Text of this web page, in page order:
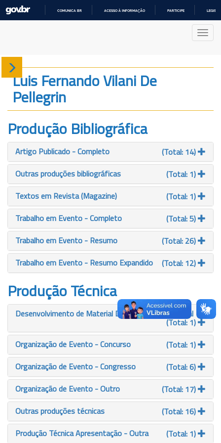
COMUNICA BR ACESSO À INFORMAÇÃO PARTICIPE
Sobre
Produção
Projetos
Gráficos
Luis Fernando Vilani De
Pellegrin
Produção Bibliográfica
Artigo Publicado - Completo
(Total: 14)
Outras produções bibliográficas
(Total: 1)
Textos em Revista (Magazine)
(Total: 1)
Trabalho em Evento - Completo
(Total: 5)
Trabalho em Evento - Resumo
(Total: 26)
Trabalho em Evento - Resumo Expandido
(Total: 12)
Produção Técnica
Desenvolvimento de Material Didático ou Instrucional
(Total: 1)
Organização de Evento - Concurso
(Total: 1)
Organização de Evento - Congresso
(Total: 6)
Organização de Evento - Outro
(Total: 17)
Outras produções técnicas
(Total: 16)
Produção Técnica Apresentação - Outra
(Total: 1)